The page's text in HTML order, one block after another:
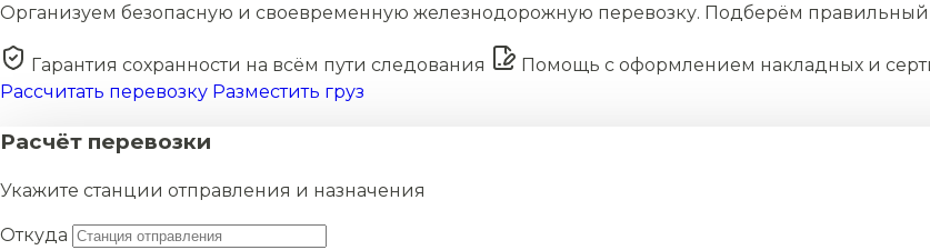
Организуем безопасную и своевременную железнодорожную перевозку. Подберём
Гарантия сохранности на всём пути следования Помощь с оформлением накладных и
Рассчитать перевозку Разместить груз
Расчёт перевозки
Укажите станции отправления и назначения
Откуда